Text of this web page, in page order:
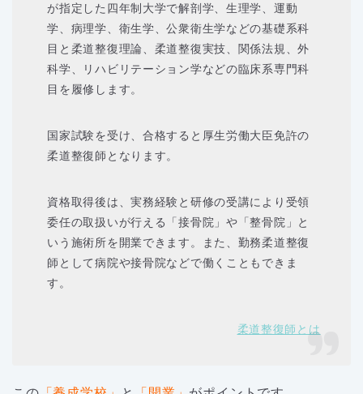
が指定した四年制大学で解剖学、生理学、運動
学、病理学、衛生学、公衆衛生学などの基礎系科
目と柔道整復理論、柔道整復実技、関係法規、外
科学、リハビリテーション学などの臨床系専門科
目を履修します。
国家試験を受け、合格すると厚生労働大臣免許の
柔道整復師となります。
資格取得後は、実務経験と研修の受講により受領
委任の取扱いが行える「接骨院」や「整骨院」と
いう施術所を開業できます。また、勤務柔道整復
師として病院や接骨院などで働くこともできま
す。
柔道整復師とは